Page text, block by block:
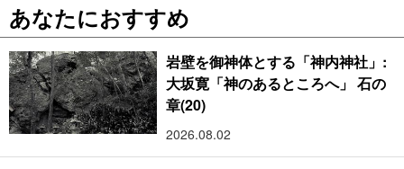
あなたにおすすめ
岩壁を御神体とする「神内神社」:
大坂寛「神のあるところへ」 石の
章(20)
2026.08.02